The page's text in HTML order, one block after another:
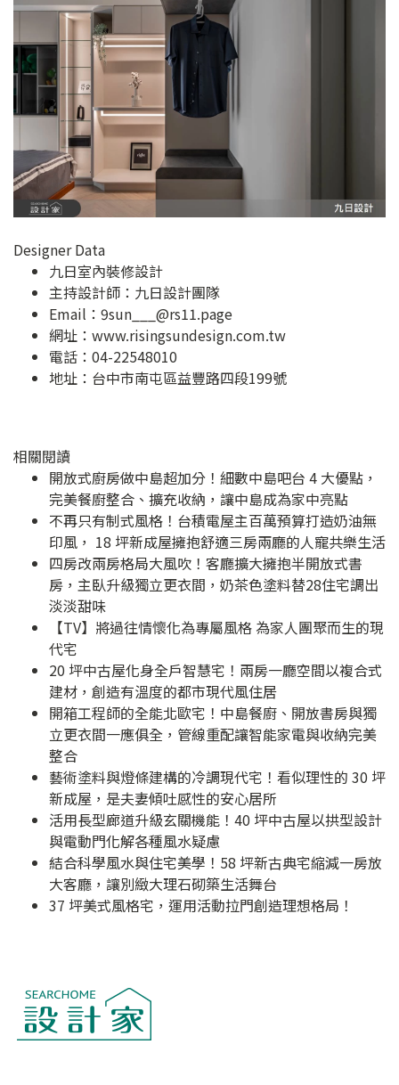
Designer Data
九日室內裝修設計
主持設計師：九日設計團隊
Email： 9sun___@rs11.page
網址： www.risingsundesign.com.tw
電話：04-22548010
地址： 台中市南屯區益豐路四段199號
相關閱讀
開放式廚房做中島超加分！細數中島吧台 4 大優點，
完美餐廚整合、擴充收納，讓中島成為家中亮點
不再只有制式風格！台積電屋主百萬預算打造奶油無
印風， 18 坪新成屋擁抱舒適三房兩廳的人寵共樂生活
四房改兩房格局大風吹！客廳擴大擁抱半開放式書
房，主臥升級獨立更衣間，奶茶色塗料替28住宅調出
淡淡甜味
【TV】將過往情懷化為專屬風格 為家人團聚而生的現
代宅
20 坪中古屋化身全戶智慧宅！兩房一廳空間以複合式
建材，創造有溫度的都市現代風住居
開箱工程師的全能北歐宅！中島餐廚、開放書房與獨
立更衣間一應俱全，管線重配讓智能家電與收納完美
整合
藝術塗料與燈條建構的冷調現代宅！看似理性的 30 坪
新成屋，是夫妻傾吐感性的安心居所
活用長型廊道升級玄關機能！40 坪中古屋以拱型設計
與電動門化解各種風水疑慮
結合科學風水與住宅美學！58 坪新古典宅縮減一房放
大客廳，讓別緻大理石砌築生活舞台
37 坪美式風格宅，運用活動拉門創造理想格局！